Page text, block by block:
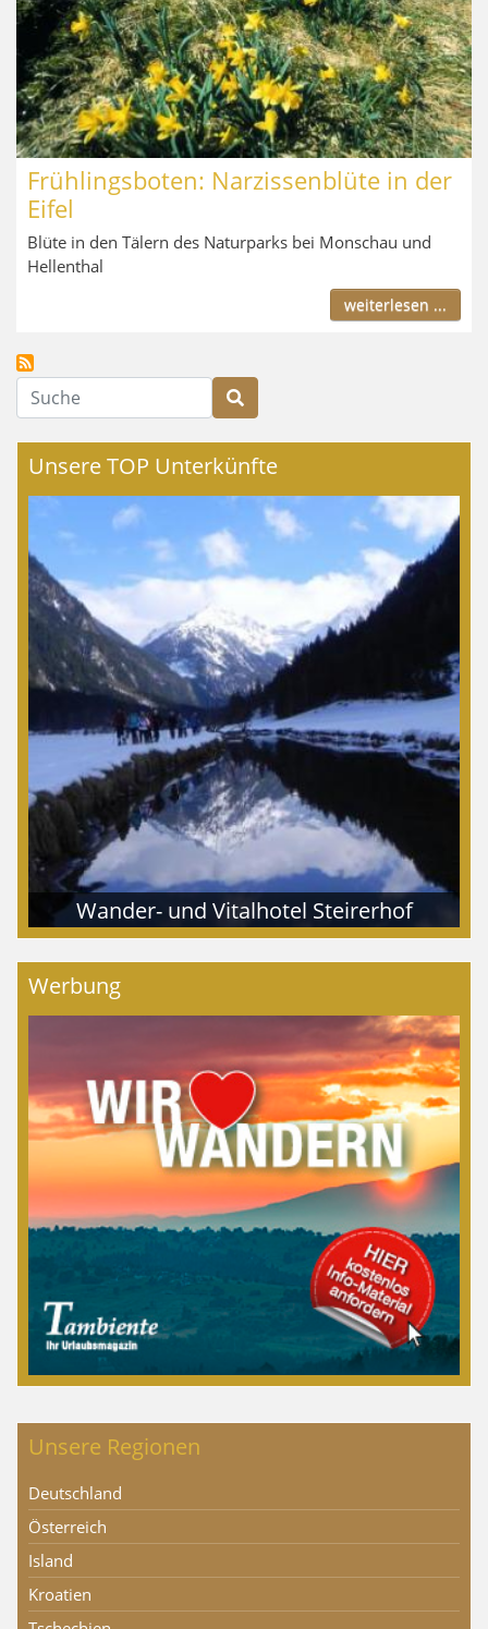
Frühlingsboten: Narzissenblüte in der
Eifel
Blüte in den Tälern des Naturparks bei Monschau und
Hellenthal
weiterlesen ...
Suche
Unsere TOP Unterkünfte
Wander- und Vitalhotel Steirerhof
Werbung
Unsere Regionen
Deutschland
Österreich
Island
Kroatien